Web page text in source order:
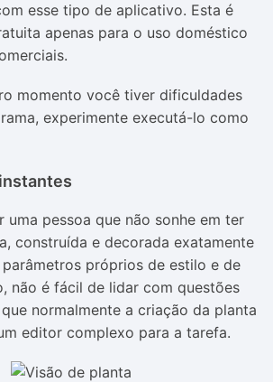
esse tipo de aplicativo. Esta é
apenas para o uso doméstico
momento você tiver dificuldades
experimente executá-lo como
uma pessoa que não sonhe em ter
construída e decorada exatamente
próprios de estilo e de
não é fácil de lidar com questões
normalmente a criação da planta
editor complexo para a tarefa.